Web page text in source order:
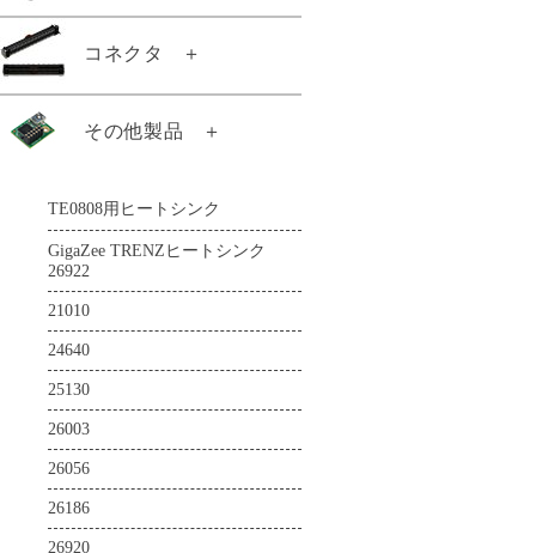
TE0808-05-BBE21-AZ
TE0808-05-BBE81-E
TE0820-05-3BE81ML
TE0820-05-3BI81ML
TE0820-05-4AE81MA
TE0820-05-4AI21MI
TE0820-05-4DE21MA
TE0820-05-4DE81MA
TE0820-05-4DE81MAS
TE0820-05-4DI81MA
TE0820-05-5DI21MA
TE0820-05-5DI81MA
TE0821-01-3AE31PA
TE0821-01-3BE21MA
TE0821-01-3BE21ML
TE0813-02-4DE81-A
TE0813-02-5DE81-A
TE0813-02-5DI81-A
TE0817-01-7DE21-A
TE0817-02-4BE81-A
TE0817-02-7AI81-A
TE0817-02-7DE81-A
TE0817-02-7DE81-AS
TE0817-02-7DI81-A
TE0818-01-9GI21-AK
TE0818-02-6BE81-A
TE0818-02-9BE81-A
TE0818-02-9BE81-AS
TE0720-04-61Q33ML
TE0720-04-61Q86PL
TE0720-04-62I33ML
TE0720-04-62I33NA
TE0745-03-82I31-A
TE0745-03-91C31-A
TE0745-03-92I31-A
TE0745-03-92I31-AK
TE0745-03-93E31-AK
TE0723-03M
TE0724-04-41I32-A
TE0724-04-41I33-A
TE0724-04-61I32-A
TE0728-03-1Q
TE0728-04-1Q
TE0729-03-62I63MA
TE0729-03-62I63MAK
TE0729-03-62I63MAS
TE0782-02-82I33MA
TE0782-02-92I33MA
TE0782-02-A2I33MA
TE0783-02-100-2I
TE0710-03-72C21-A
TE0710-03-72I21-A
TE0711-02-42C-1-A
TE0711-02-42I-1-A
TE0711-02-72I-1-A
TE0712-02-42I36-A
TE0712-02-71I36-A
TE0712-02-72C36-A
TE0712-02-72C36-L
TE0712-02-81I36-A
TE0712-02-82C36-A
TE0712-02-82C36-L
TE0712-03-42I36-A
TE0140-04BA
TE0143-01
TE0146-00
TE0300-01IBM
TE0303-01
TE0303-01NC
TE0320-00-EV02
TE0320-00-EV02B
TE0320-00-EV02I
TE0320-00-EV02IB
TE0323-00
TE0600-04-52I11-A
TE0600-04-52I11-M
TE0741-04-D2C-1-A
TE0741-04-G2C-1-A
TE0741-05-A2C-1-A
TE0741-05-B2C-1-A
TE0741-05-B2C-1-AF
TE0741-05-B2I-1-A
TE0741-05-D2C-1-A
TE0741-05-D2I-1-A
TE0741-05-G2C-1-A
TE0741-05-G2I-1-A
TE0841-02-31I21-A
TE0841-02-31I21-T
コネクタ ＋
21011
21371
21372
21589
22495
22684
22938
23062
23494
23497
その他製品 ＋
TE0808用ヒートシンク
GigaZee TRENZヒートシンク
26922
21010
24640
25130
26003
26056
26186
26920